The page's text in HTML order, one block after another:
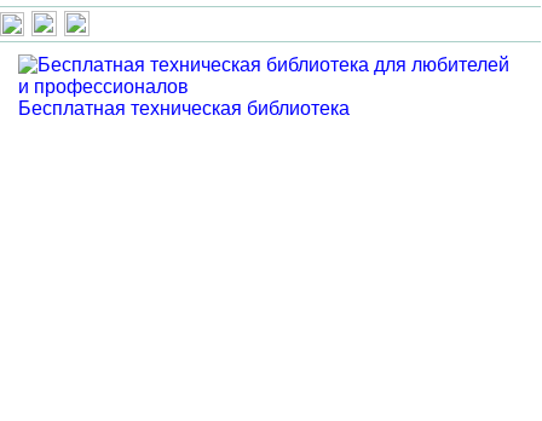
Бесплатная техническая библиотека